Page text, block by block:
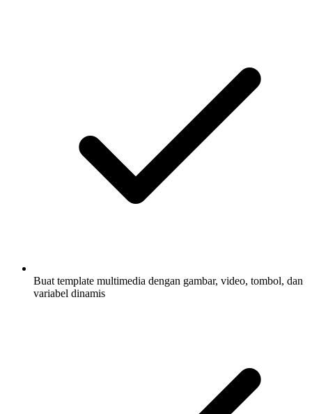
Buat template multimedia dengan gambar, video, tombol, dan
variabel dinamis